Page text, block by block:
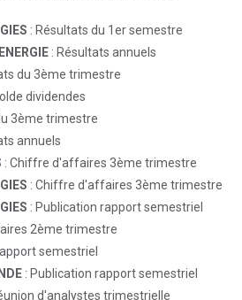
: Résultats du 1er semestre
: Résultats annuels
du 3ème trimestre
dividendes
3ème trimestre
annuels
: Chiffre d'affaires 3ème trimestre
: Chiffre d'affaires 3ème trimestre
: Publication rapport semestriel
2ème trimestre
semestriel
: Publication rapport semestriel
d'analystes trimestrielle